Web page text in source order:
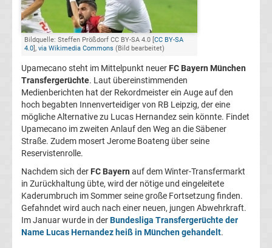
League
Europa
League
Europa
Conference
League
Premier
League
Bildquelle: Steffen Prößdorf CC BY-SA 4.0 [CC BY-SA
4.0], via Wikimedia Commons (Bild bearbeitet)
Upamecano steht im Mittelpunkt neuer FC Bayern München
Transfergerüchte. Laut übereinstimmenden
Medienberichten hat der Rekordmeister ein Auge auf den
hoch begabten Innenverteidiger von RB Leipzig, der eine
mögliche Alternative zu Lucas Hernandez sein könnte. Findet
Upamecano im zweiten Anlauf den Weg an die Säbener
Straße. Zudem mosert Jerome Boateng über seine
Reservistenrolle.
Nachdem sich der FC Bayern auf dem Winter-Transfermarkt
in Zurückhaltung übte, wird der nötige und eingeleitete
Kaderumbruch im Sommer seine große Fortsetzung finden.
Gefahndet wird auch nach einer neuen, jungen Abwehrkraft.
Im Januar wurde in derBundesliga Transfergerüchte der
Name Lucas Hernandez heiß in München gehandelt.